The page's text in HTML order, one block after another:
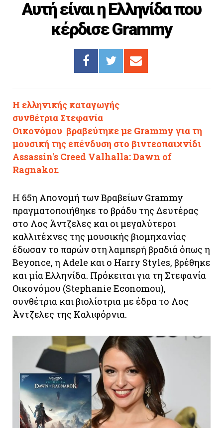
Αυτή είναι η Ελληνίδα που
κέρδισε Grammy
Η ελληνικής καταγωγής
συνθέτρια Στεφανία
Οικονόμου βραβεύτηκε με Grammy για τη
μουσική της επένδυση στο βιντεοπαιχνίδι
Assassin's Creed Valhalla: Dawn of
Ragnakor.
Η 65η Απονομή των Βραβείων Grammy
πραγματοποιήθηκε το βράδυ της Δευτέρας
στο Λος Άντζελες και οι μεγαλύτεροι
καλλιτέχνες της μουσικής βιομηχανίας
έδωσαν το παρών στη λαμπερή βραδιά όπως η
Beyonce, η Adele και ο Harry Styles, βρέθηκε
και μία Ελληνίδα. Πρόκειται για τη Στεφανία
Οικονόμου (Stephanie Economou),
συνθέτρια και βιολίστρια με έδρα το Λος
Άντζελες της Καλιφόρνια.